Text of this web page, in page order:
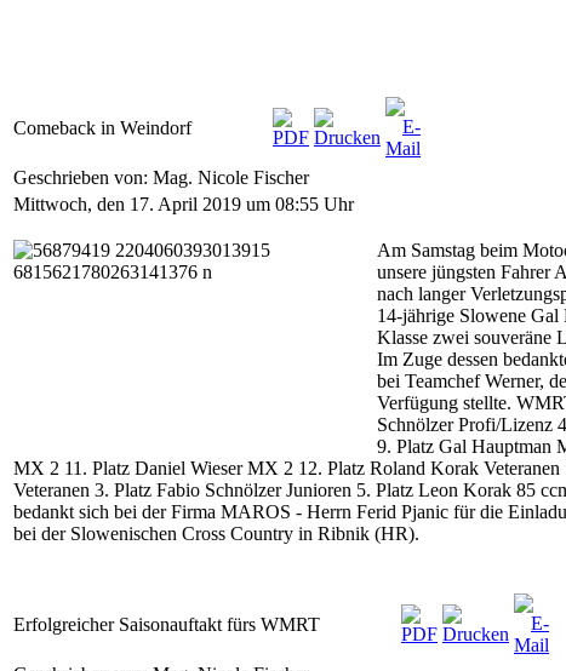
Comeback in Weindorf
Geschrieben von: Mag. Nicole Fischer
Mittwoch, den 17. April 2019 um 08:55 Uhr
Am Samstag beim
unsere jüngsten Fahrer
nach langer
14-jährige Slowene Gal
Klasse zwei souveräne
Im Zuge dessen
bei Teamchef Werner,
Verfügung stellte.
Schnölzer Profi/Lizenz
9. Platz Gal Hauptman
MX 2 11. Platz Daniel Wieser MX 2 12. Platz Roland Korak Veteranen
Veteranen 3. Platz Fabio Schnölzer Junioren 5. Platz Leon Korak 85
bedankt sich bei der Firma MAROS - Herrn Ferid Pjanic für die
bei der Slowenischen Cross Country in Ribnik (HR).
Erfolgreicher Saisonauftakt fürs WMRT